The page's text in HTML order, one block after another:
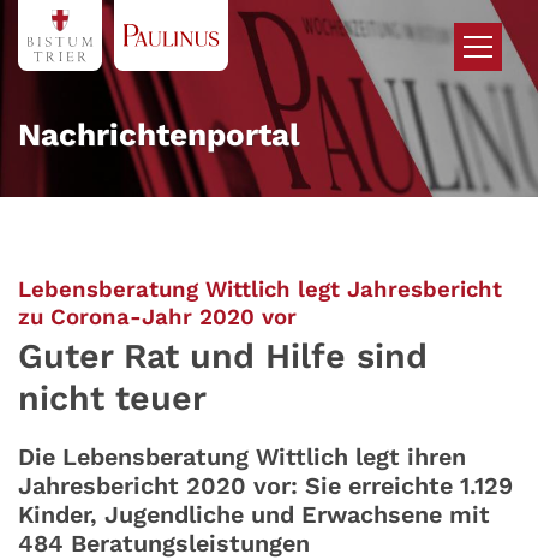
Zum Inhalt springen
Nachrichtenportal
Lebensberatung Wittlich legt Jahresbericht
zu Corona-Jahr 2020 vor:
Guter Rat und Hilfe sind
nicht teuer
Die Lebensberatung Wittlich legt ihren
Jahresbericht 2020 vor: Sie erreichte 1.129
Kinder, Jugendliche und Erwachsene mit
484 Beratungsleistungen